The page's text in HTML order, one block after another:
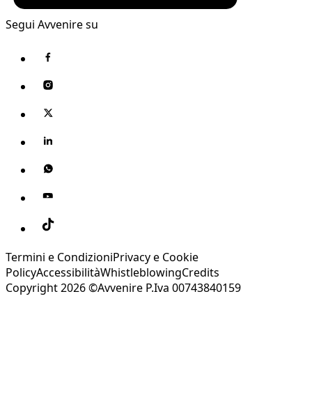
Segui Avvenire su
Termini e CondizioniPrivacy e Cookie
PolicyAccessibilitàWhistleblowingCredits
Copyright 2026 ©Avvenire P.Iva 00743840159